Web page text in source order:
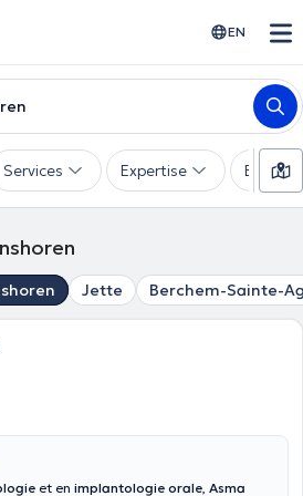
EN
Services Expertise
Jette Berchem-Sainte-
et en implantologie orale, Asma